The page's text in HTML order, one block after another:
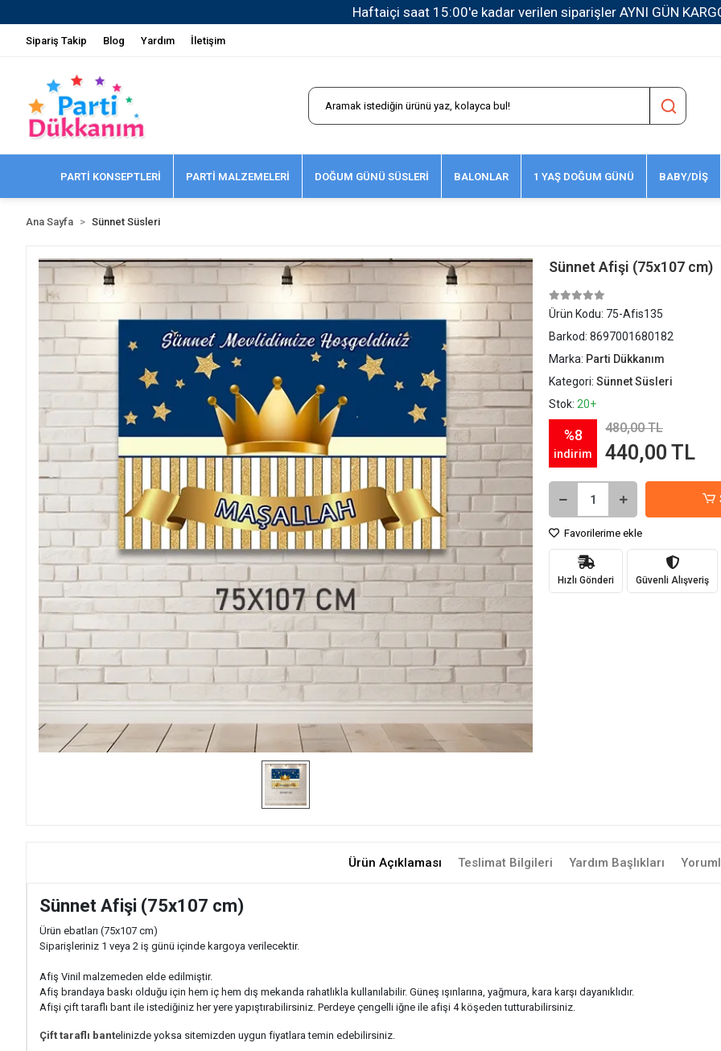
1500 TL ve Üzeri Kargo Ücretsiz!
Sipariş Takip Blog Yardım İletişim
PARTİ KONSEPTLERİ PARTİ MALZEMELERİ DOĞUM GÜNÜ SÜSLERİ BALONLAR 1 YAŞ DOĞUM GÜNÜ BABY/DİŞ
Ana Sayfa Sünnet Süsleri
Sünnet Afişi (75x107 cm)
Ürün Kodu: 75-Afis135
Barkod: 8697001680182
Marka: Parti Dükkanım
Kategori: Sünnet Süsleri
Stok: 20+
%8
indirim
480,00 TL
440,00 TL
Favorilerime ekle
Hızlı Gönderi Güvenli Alışveriş
Ürün Açıklaması Teslimat Bilgileri Yardım Başlıkları
Sünnet Afişi (75x107 cm)
Ürün ebatları (75x107 cm)
Siparişleriniz 1 veya 2 iş günü içinde kargoya verilecektir.
Afiş Vinil malzemeden elde edilmiştir.
Afiş brandaya baskı olduğu için hem iç hem dış mekanda rahatlıkla kullanılabilir. Güneş ışınlarına, yağmura, kara karşı dayanıklıdır.
Afişi çift taraflı bant ile istediğiniz her yere yapıştırabilirsiniz. Perdeye çengelli iğne ile afişi 4 köşeden tutturabilirsiniz.
Çift taraflı bantelinizde yoksa sitemizden uygun fiyatlara temin edebilirsiniz.